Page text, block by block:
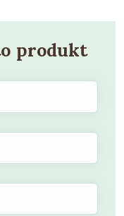
produkt